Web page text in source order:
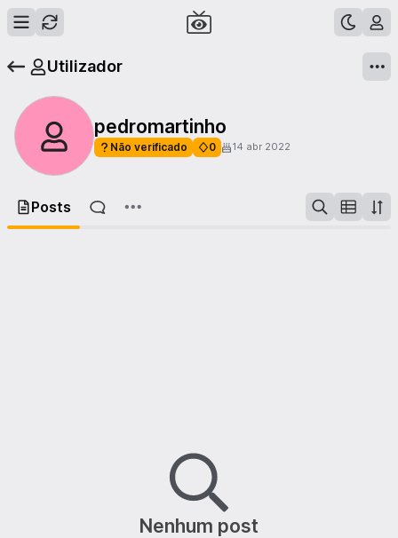
Utilizador
pedromartinho
Não verificado 0 14 abr 2022
Posts
Nenhum post